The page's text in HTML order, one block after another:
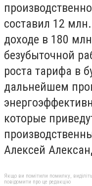
составил 12
доходе в 180
безубыточной
роста тарифа в
дальнейшем
которые
Алексей
Якщо ви помітили помилку,
повідомити про це редакцію